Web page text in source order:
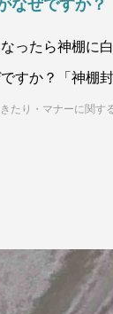
なぜですか？
ったら神棚に
すか？「神棚
」と考えます
きたり・マナーに関す